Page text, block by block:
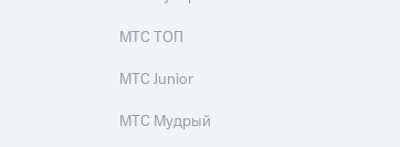
МТС ТОП
МТС Junior
МТС Мудрый